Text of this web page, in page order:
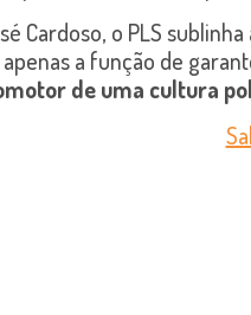
Cardoso, o PLS
a função de
de uma cultura